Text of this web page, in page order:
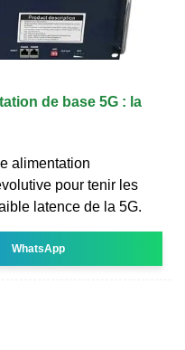
de base 5G : la
alimentation
pour tenir les
latence de la 5G.
WhatsApp